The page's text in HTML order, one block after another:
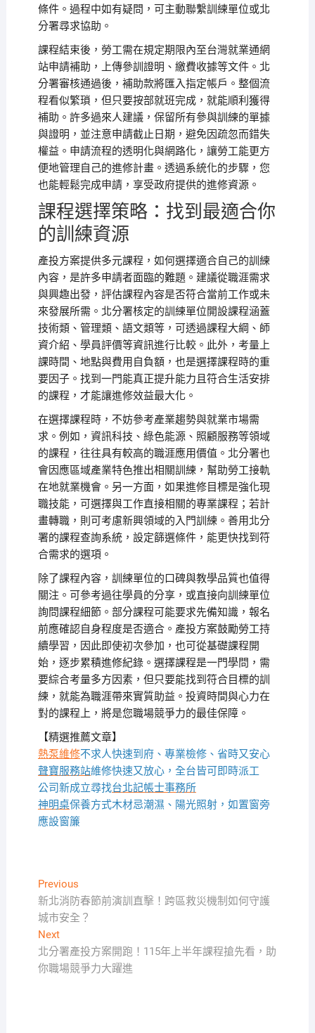
條件。過程中如有疑問，可主動聯繫訓練單位或北
分署尋求協助。
課程結束後，勞工需在規定期限內至台灣就業通網
站申請補助，上傳參訓證明、繳費收據等文件。北
分署審核通過後，補助款將匯入指定帳戶。整個流
程看似繁瑣，但只要按部就班完成，就能順利獲得
補助。許多過來人建議，保留所有參與訓練的單據
與證明，並注意申請截止日期，避免因疏忽而錯失
權益。申請流程的透明化與網路化，讓勞工能更方
便地管理自己的進修計畫。透過系統化的步驟，您
也能輕鬆完成申請，享受政府提供的進修資源。
課程選擇策略：找到最適合你
的訓練資源
產投方案提供多元課程，如何選擇適合自己的訓練
內容，是許多申請者面臨的難題。建議從職涯需求
與興趣出發，評估課程內容是否符合當前工作或未
來發展所需。北分署核定的訓練單位開設課程涵蓋
技術類、管理類、語文類等，可透過課程大綱、師
資介紹、學員評價等資訊進行比較。此外，考量上
課時間、地點與費用自負額，也是選擇課程時的重
要因子。找到一門能真正提升能力且符合生活安排
的課程，才能讓進修效益最大化。
在選擇課程時，不妨參考產業趨勢與就業市場需
求。例如，資訊科技、綠色能源、照顧服務等領域
的課程，往往具有較高的職涯應用價值。北分署也
會因應區域產業特色推出相關訓練，幫助勞工接軌
在地就業機會。另一方面，如果進修目標是強化現
職技能，可選擇與工作直接相關的專業課程；若計
畫轉職，則可考慮新興領域的入門訓練。善用北分
署的課程查詢系統，設定篩選條件，能更快找到符
合需求的選項。
除了課程內容，訓練單位的口碑與教學品質也值得
關注。可參考過往學員的分享，或直接向訓練單位
詢問課程細節。部分課程可能要求先備知識，報名
前應確認自身程度是否適合。產投方案鼓勵勞工持
續學習，因此即使初次參加，也可從基礎課程開
始，逐步累積進修紀錄。選擇課程是一門學問，需
要綜合考量多方因素，但只要能找到符合目標的訓
練，就能為職涯帶來實質助益。投資時間與心力在
對的課程上，將是您職場競爭力的最佳保障。
【精選推薦文章】
熱泵維修不求人快速到府、專業檢修、省時又安心
聲寶服務站維修快速又放心，全台皆可即時派工
公司新成立尋找台北記帳士事務所
神明桌保養方式木材忌潮濕、陽光照射，如置窗旁
應設窗簾
文
章
導
覽
PreviousPrevious
post:
新北消防春節前演訓直擊！跨區救災機制如何守護
城市安全？
NextNext
post:
北分署產投方案開跑！115年上半年課程搶先看，助
你職場競爭力大躍進